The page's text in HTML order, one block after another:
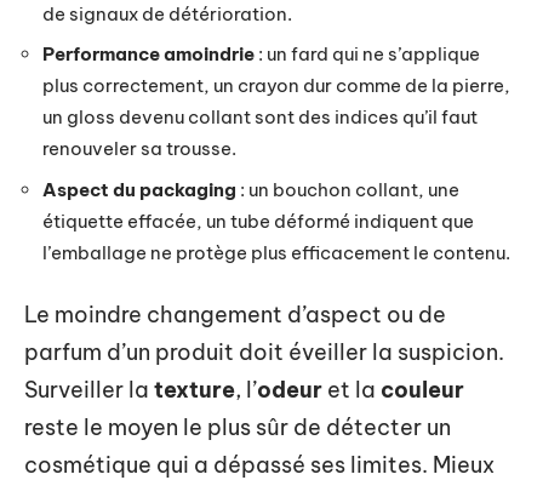
de signaux de détérioration.
Performance amoindrie : un fard qui ne s’applique
plus correctement, un crayon dur comme de la pierre,
un gloss devenu collant sont des indices qu’il faut
renouveler sa trousse.
Aspect du packaging : un bouchon collant, une
étiquette effacée, un tube déformé indiquent que
l’emballage ne protège plus efficacement le contenu.
Le moindre changement d’aspect ou de
parfum d’un produit doit éveiller la suspicion.
Surveiller la texture, l’odeur et la couleur
reste le moyen le plus sûr de détecter un
cosmétique qui a dépassé ses limites. Mieux